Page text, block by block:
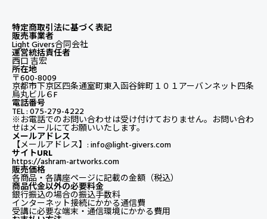
特定商取引法に基づく表記
販売事業者
Light Givers合同会社
運営統括責任者
西口 吉宏
所在地
〒600-8009
京都市下京区四条通室町東入函谷鉾町１０１アーバンネット四条
烏丸ビル６F
電話番号
TEL : 075-279-4222
※お電話でのお問い合わせは受け付けておりません。お問い合わ
せはメールにてお願いいたします。
メールアドレス
【メールアドレス】: info@light-givers.com
サイトURL
https://ashram-artworks.com
販売価格
各商品・各講座ページに記載の金額（税込）
商品代金以外の必要料金
銀行振込の場合の振込手数料
インターネット接続にかかる通信費
受講に必要な端末・通信環境にかかる費用